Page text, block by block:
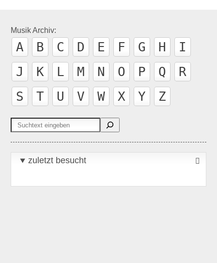
Musik Archiv:
A B C D E F G H
I
J
K L M N O P Q
R
S
T U V W X Y Z
Suchen
zuletzt besucht